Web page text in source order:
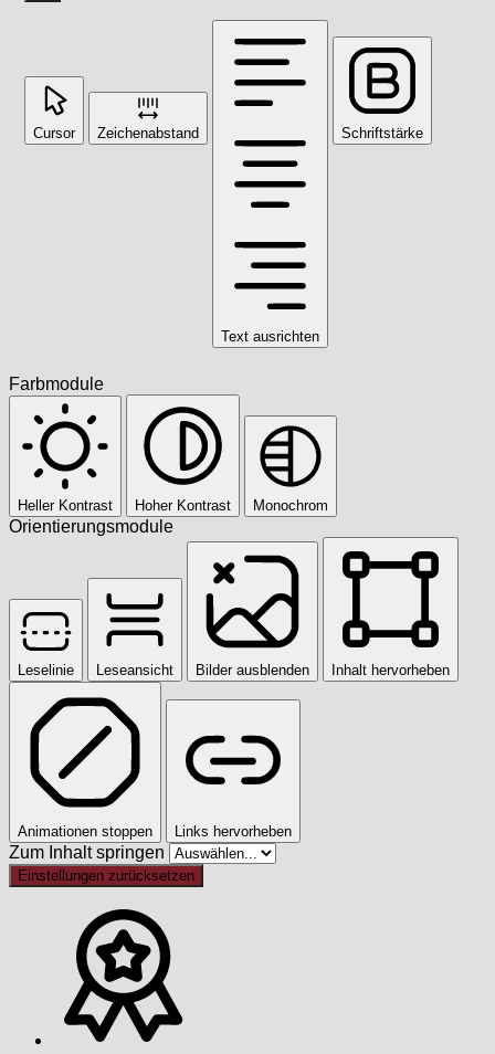
Cursor Zeichenabstand
Text ausrichten
Schriftstärke
Farbmodule
Heller Kontrast Hoher Kontrast Monochrom
Orientierungsmodule
Leselinie Leseansicht Bilder ausblenden Inhalt hervorheben
Animationen stoppen Links hervorheben
Zum Inhalt springen
Einstellungen zurücksetzen